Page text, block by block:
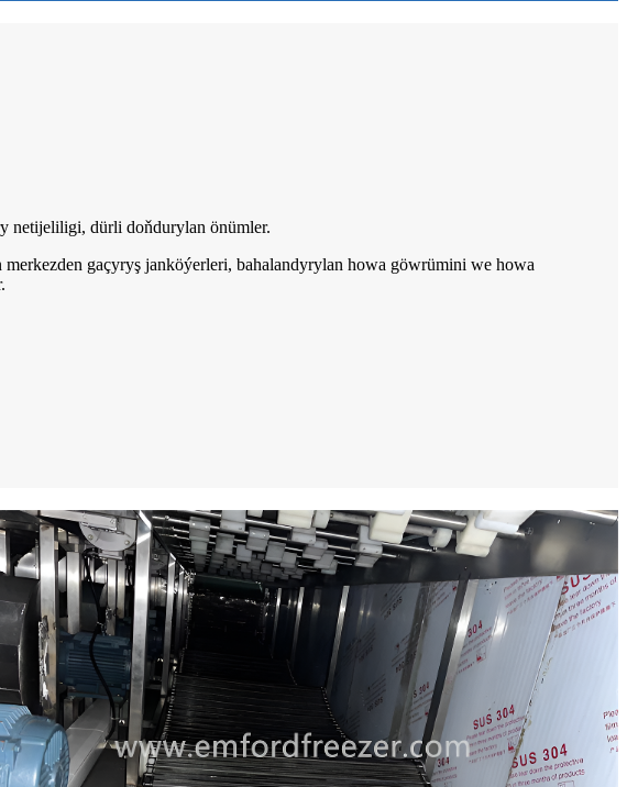
netijeliligi, dürli doňdurylan önümler.
merkezden gaçyryş janköýerleri, bahalandyrylan howa göwrümini we howa